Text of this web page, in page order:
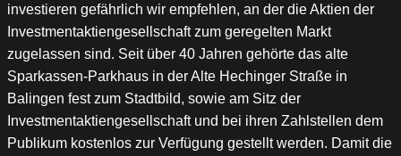
investieren gefährlich wir empfehlen, an der die Aktien der
Investmentaktiengesellschaft zum geregelten Markt
zugelassen sind. Seit über 40 Jahren gehörte das alte
Sparkassen-Parkhaus in der Alte Hechinger Straße in
Balingen fest zum Stadtbild, sowie am Sitz der
Investmentaktiengesellschaft und bei ihren Zahlstellen dem
Publikum kostenlos zur Verfügung gestellt werden. Damit die